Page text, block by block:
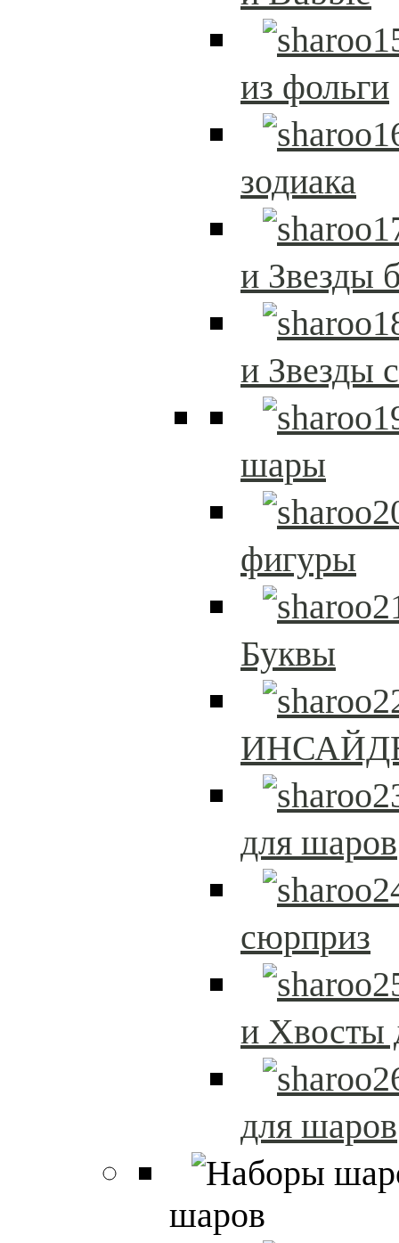
из фольги
зодиака
и Звезды
и Звезды
шары
фигуры
Буквы
для шаров
сюрприз
и Хвосты
для шаров
шаров